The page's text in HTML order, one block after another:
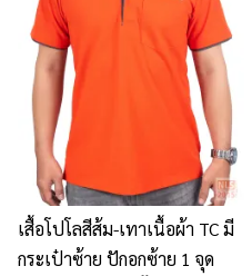
เสื้อโปโลสีส้ม-เทาเนื้อผ้า TC มี
กระเป๋าซ้าย ปักอกซ้าย 1 จุด